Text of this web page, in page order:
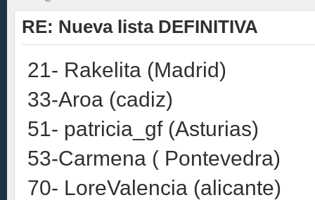
RE: Nueva lista DEFINITIVA
21- Rakelita (Madrid)
33-Aroa (cadiz)
51- patricia_gf (Asturias)
53-Carmena ( Pontevedra)
70- LoreValencia (alicante)